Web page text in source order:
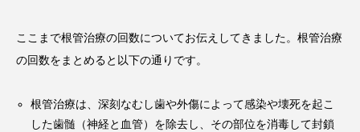
ここまで根管治療の回数についてお伝えしてきました。根管治療
の回数をまとめると以下の通りです。
根管治療は、深刻なむし歯や外傷によって感染や壊死を起こ
した歯髄（神経と血管）を除去し、その部位を消毒して封鎖